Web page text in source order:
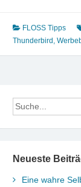
Plus
–
FLOSS Tipps
Thunderbird ,
Neueste
Eine wahre